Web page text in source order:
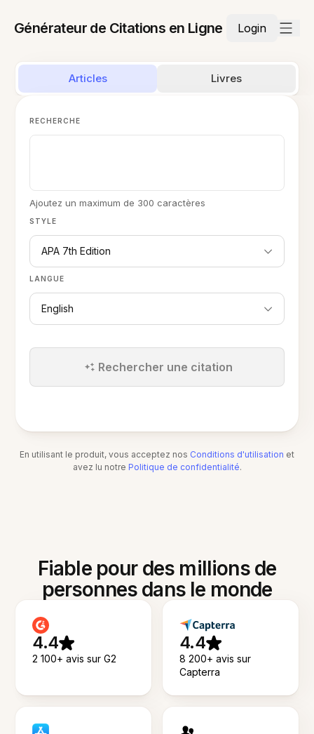
Générateur de Citations en Ligne Login
Articles Livres
STYLE
APA 7th Edition
LANGUE
English
RECHERCHE
Ajoutez un maximum de 300 caractères
Rechercher une citation
En utilisant le produit, vous acceptez nos Conditions d'utilisation et
avez lu notre Politique de confidentialité.
Fiable pour des millions de
personnes dans le monde
4.4
2 100+ avis sur G2
4.4
8 200+ avis sur
Capterra